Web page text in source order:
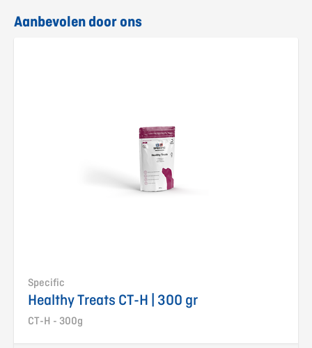
Aanbevolen door ons
Specific
Healthy Treats CT-H | 300 gr
CT-H - 300g